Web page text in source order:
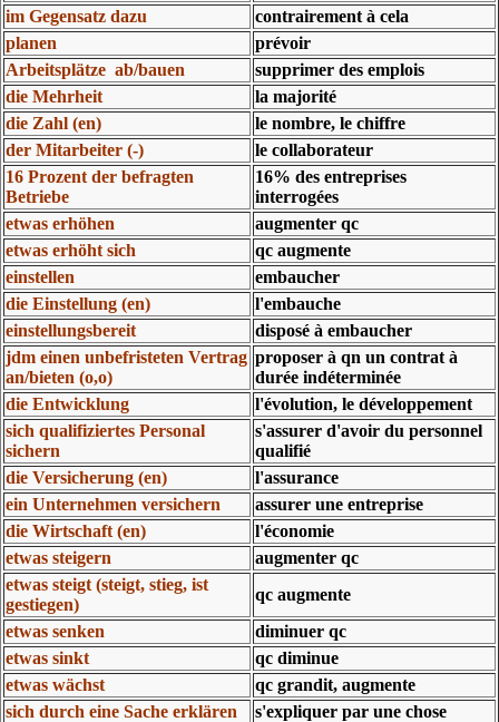
im Gegensatz dazu
contrairement à cela
planen
prévoir
Arbeitsplätze ab/bauen
supprimer des emplois
die Mehrheit
la majorité
die Zahl (en)
le nombre, le chiffre
der Mitarbeiter (-)
le collaborateur
16 Prozent der befragten
Betriebe
16% des entreprises
interrogées
etwas erhöhen
augmenter qc
etwas erhöht sich
qc augmente
einstellen
embaucher
die Einstellung (en)
l'embauche
einstellungsbereit
disposé à embaucher
jdm einen unbefristeten Vertrag
an/bieten (o,o)
proposer à qn un contrat à
durée indéterminée
die Entwicklung
l'évolution, le développement
sich qualifiziertes Personal
sichern
s'assurer d'avoir du personnel
qualifié
die Versicherung (en)
l'assurance
ein Unternehmen versichern
assurer une entreprise
die Wirtschaft (en)
l'économie
etwas steigern
augmenter qc
etwas steigt (steigt, stieg, ist
gestiegen)
qc augmente
etwas senken
diminuer qc
etwas sinkt
qc diminue
etwas wächst
qc grandit, augmente
sich durch eine Sache erklären
s'expliquer par une chose